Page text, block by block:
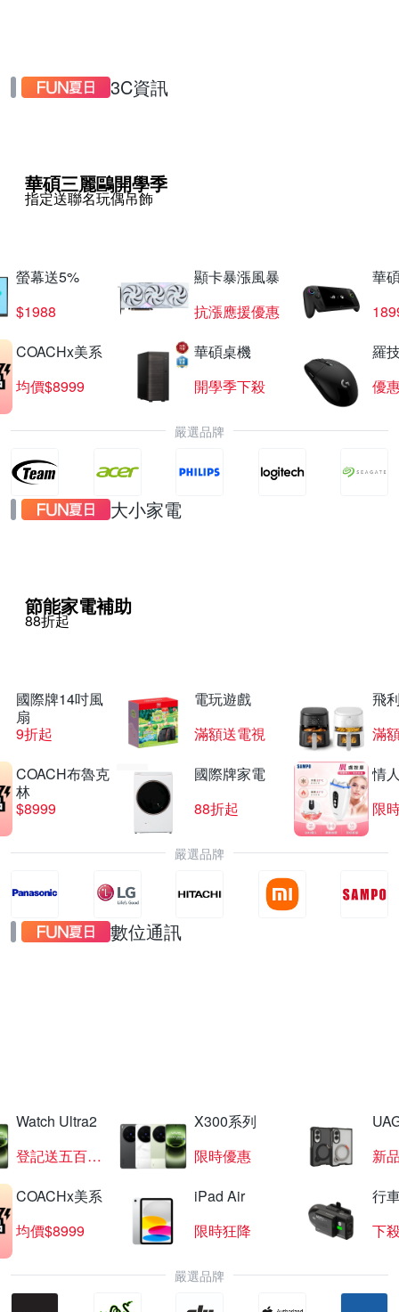
3C資訊
華碩三麗鷗開學季
指定送聯名玩偶吊飾
螢幕送5%
$1988
顯卡暴漲風暴
抗漲應援優惠
華
COACHx美系
均價$8999
華碩桌機
開學季下殺
羅
優
嚴選品牌
大小家電
節能家電補助
88折起
國際牌14吋風
扇
9折起
電玩遊戲
滿額送電視
飛
滿
COACH布魯克
林
$8999
國際牌家電
88折起
情
限
嚴選品牌
數位通訊
Watch Ultra2
登記送五百超贈點
X300系列
限時優惠
新
COACHx美系
均價$8999
iPad Air
限時狂降
行
下
嚴選品牌